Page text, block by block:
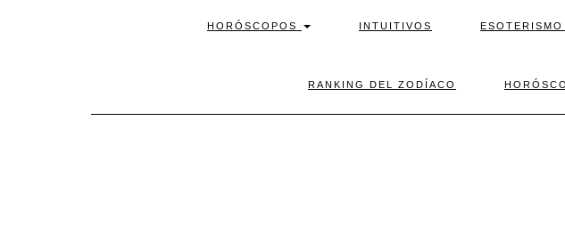
HORÓSCOPOS INTUITIVOS ESOTERISMO
RANKING DEL ZODÍACO